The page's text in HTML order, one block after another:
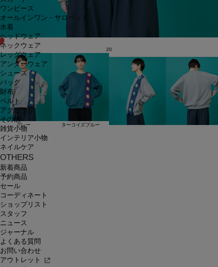
ワンピース
オールインワン・サロペット
水着
ヘッドウェア
ネックウェア
レッグウェア
アンダーウェア
シューズ
バッグ
財布
ベルト
アクセサリ
その他
雑貨小物
インテリア小物
ネイルケア
OTHERS
新着商品
予約商品
セール
コーディネート
ショップリスト
スタッフ
ニュース
ジャーナル
よくある質問
お問い合わせ
アウトレット
20
グレー ターコイズブルー